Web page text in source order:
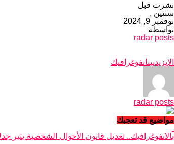
نشرت قبل
سنتين ,
نوفمبر 9, 2024
بواسطة
radar posts
الإيزيديينانفوغرافيك
radar posts
مواضيع قد تعجبك
بالانفوغرافيك.. تعديل قانون الأحوال الشخصية يثير